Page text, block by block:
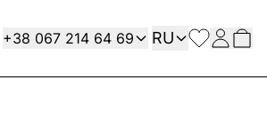
Contact
+38 067 214 64 69 Язык
RU